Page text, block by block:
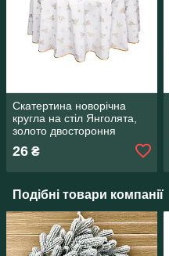
Скатертина новорічна
кругла на стіл Янголята,
золото двостороння
26 ₴
Подібні товари компанії